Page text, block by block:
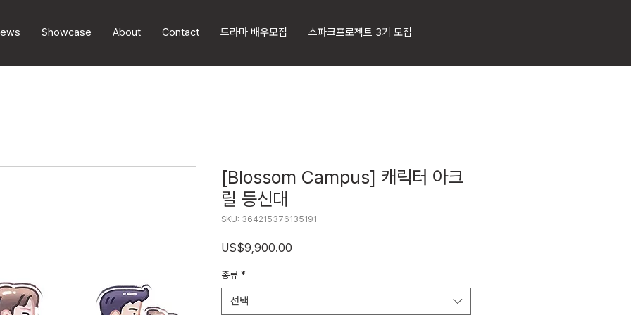
Showcase About Contact 드라마 배우모집 스파크프로젝트 3기 모집
[Blossom Campus] 캐릭터 아크
릴 등신대
SKU: 364215376135191
US$9,900.00
종류 *
선택